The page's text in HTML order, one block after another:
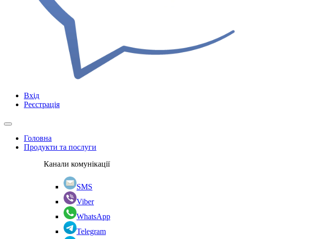
Вхід
Реєстрація
Головна
Продукти та послуги
Канали комунікації
SMS
Viber
WhatsApp
Telegram